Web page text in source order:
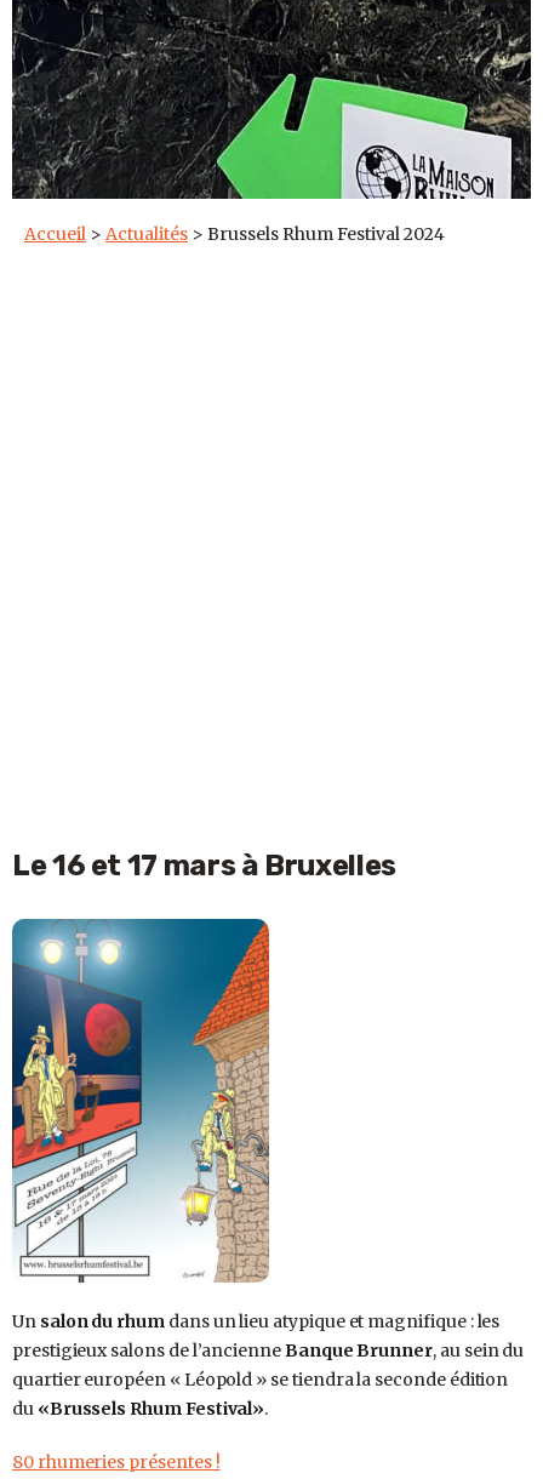
Accueil > Actualités > Brussels Rhum Festival 2024
Le 16 et 17 mars à Bruxelles
Un salon du rhum dans un lieu atypique et magnifique : les
prestigieux salons de l’ancienneBanque Brunner, au sein du
quartier européen « Léopold » se tiendra la seconde édition
du «Brussels Rhum Festival».
80 rhumeries présentes !